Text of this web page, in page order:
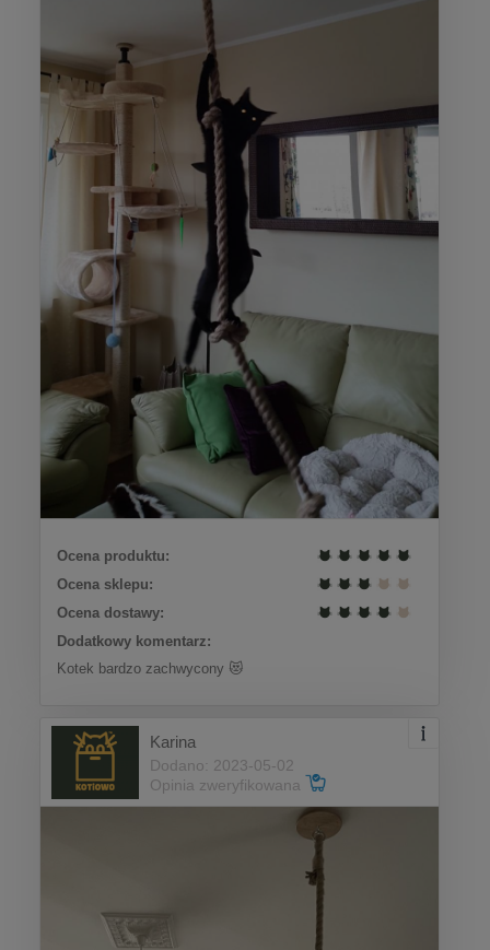
Ocena produktu:
Ocena sklepu:
Ocena dostawy:
Dodatkowy komentarz:
Kotek bardzo zachwycony 😻
Karina
Dodano: 2023-05-02
Opinia zweryfikowana